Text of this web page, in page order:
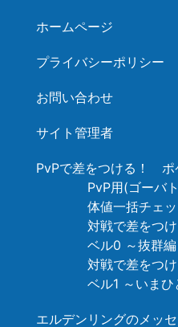
ホームページ
プライバシーポリシー
お問い合わせ
サイト管理者
PvPで差をつける！ ポ
PvP用(ゴーバ
体値一括チェ
対戦で差をつ
ベル0 ～抜群編
対戦で差をつ
ベル1 ～いまひ
エルデンリングのメッ